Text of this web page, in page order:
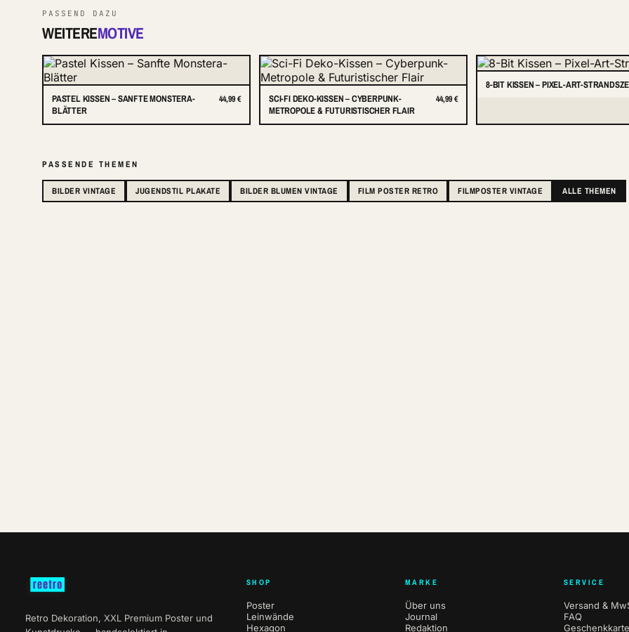
PASSEND DAZU
WEITEREMOTIVE
PASTEL KISSEN – SANFTE MONSTERA-
BLÄTTER
44,99 €
SCI-FI DEKO-KISSEN – CYBERPUNK-
METROPOLE & FUTURISTISCHER FLAIR
44,99 €
8-BIT KISSEN – PIXEL-ART-
PASSENDE THEMEN
BILDER VINTAGE JUGENDSTIL PLAKATE BILDER BLUMEN VINTAGE FILM POSTER RETRO FILMPOSTER VINTAGE ALLE THEMEN
Retro Dekoration, XXL Premium Poster und
SHOP
Poster
Leinwände
Hexagon
MARKE
Über uns
Journal
Redaktion
SERVICE
Versand &
FAQ